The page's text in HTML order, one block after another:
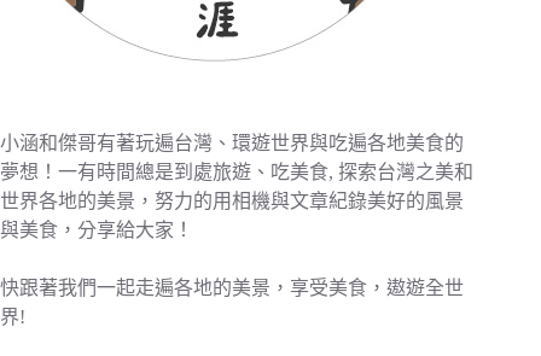
小涵和傑哥有著玩遍台灣、環遊世界與吃遍各地美食的
夢想！一有時間總是到處旅遊、吃美食, 探索台灣之美和
世界各地的美景，努力的用相機與文章紀錄美好的風景
與美食，分享給大家！
快跟著我們一起走遍各地的美景，享受美食，遨遊全世
界!